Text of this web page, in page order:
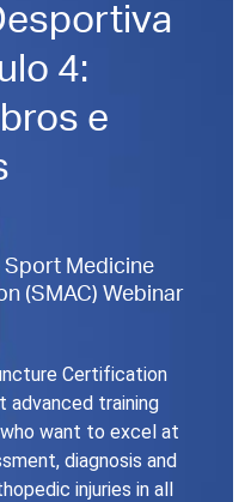
4:
e
Sport Medicine
(SMAC) Webinar
Certification
advanced training
want to excel at
diagnosis and
injuries in all